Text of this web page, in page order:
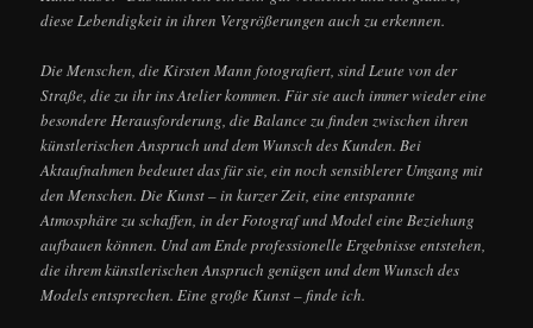
diese Lebendigkeit in ihren Vergrößerungen auch zu erkennen.
Die Menschen, die Kirsten Mann fotografiert, sind Leute von der
Straße, die zu ihr ins Atelier kommen. Für sie auch immer wieder eine
besondere Herausforderung, die Balance zu finden zwischen ihren
künstlerischen Anspruch und dem Wunsch des Kunden. Bei
Aktaufnahmen bedeutet das für sie, ein noch sensiblerer Umgang mit
den Menschen. Die Kunst – in kurzer Zeit, eine entspannte
Atmosphäre zu schaffen, in der Fotograf und Model eine Beziehung
aufbauen können. Und am Ende professionelle Ergebnisse entstehen,
die ihrem künstlerischen Anspruch genügen und dem Wunsch des
Models entsprechen. Eine große Kunst – finde ich.